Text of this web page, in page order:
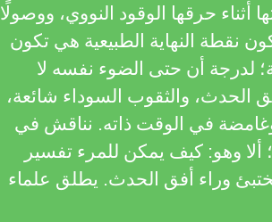
أثناء حرقها الوقود النووي، ووصولًا
نقطة النهاية الطبيعية هي تكون
لدرجة أن حتى الضوء نفسه لا
الحدث، والثقوب السوداء شائعة،
في الوقت ذاته. نناقش في
ألا وهو: كيف يمكن للمرء تفسير
تختبئ وراء أفق الحدث. يطلق علماء